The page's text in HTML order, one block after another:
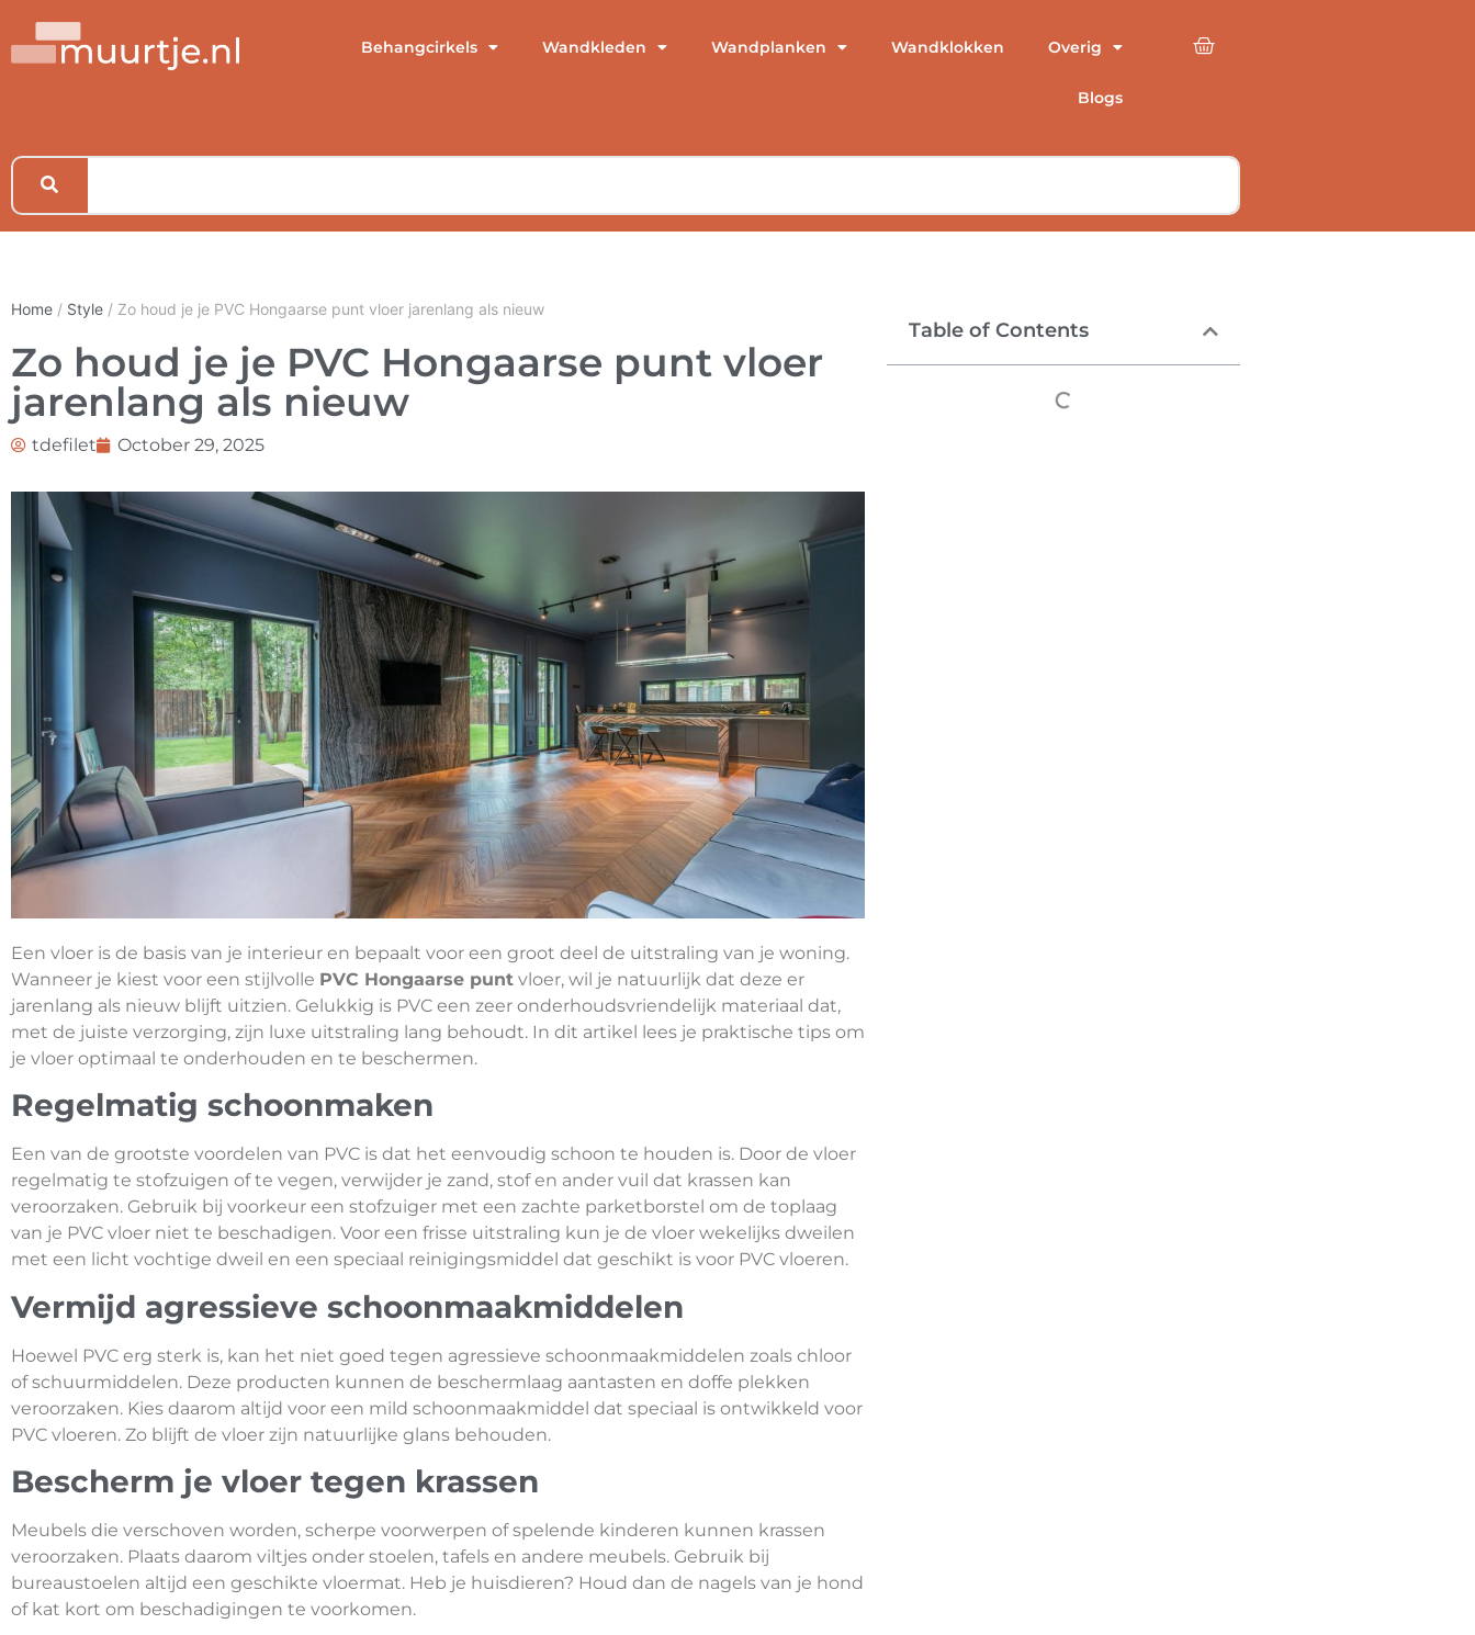
Behangcirkels Wandkleden Wandplanken Wandklokken Overig
Blogs
Home / Style / Zo houd je je PVC Hongaarse punt vloer jarenlang als nieuw
Zo houd je je PVC Hongaarse punt vloer
jarenlang als nieuw
tdefilet October 29, 2025
Een vloer is de basis van je interieur en bepaalt voor een groot deel de uitstraling van je woning.
Wanneer je kiest voor een stijlvolle PVC Hongaarse punt vloer, wil je natuurlijk dat deze er
jarenlang als nieuw blijft uitzien. Gelukkig is PVC een zeer onderhoudsvriendelijk materiaal dat,
met de juiste verzorging, zijn luxe uitstraling lang behoudt. In dit artikel lees je praktische tips om
je vloer optimaal te onderhouden en te beschermen.
Regelmatig schoonmaken
Een van de grootste voordelen van PVC is dat het eenvoudig schoon te houden is. Door de vloer
regelmatig te stofzuigen of te vegen, verwijder je zand, stof en ander vuil dat krassen kan
veroorzaken. Gebruik bij voorkeur een stofzuiger met een zachte parketborstel om de toplaag
van je PVC vloer niet te beschadigen. Voor een frisse uitstraling kun je de vloer wekelijks dweilen
met een licht vochtige dweil en een speciaal reinigingsmiddel dat geschikt is voor PVC vloeren.
Vermijd agressieve schoonmaakmiddelen
Hoewel PVC erg sterk is, kan het niet goed tegen agressieve schoonmaakmiddelen zoals chloor
of schuurmiddelen. Deze producten kunnen de beschermlaag aantasten en doffe plekken
veroorzaken. Kies daarom altijd voor een mild schoonmaakmiddel dat speciaal is ontwikkeld voor
PVC vloeren. Zo blijft de vloer zijn natuurlijke glans behouden.
Bescherm je vloer tegen krassen
Meubels die verschoven worden, scherpe voorwerpen of spelende kinderen kunnen krassen
veroorzaken. Plaats daarom viltjes onder stoelen, tafels en andere meubels. Gebruik bij
bureaustoelen altijd een geschikte vloermat. Heb je huisdieren? Houd dan de nagels van je hond
of kat kort om beschadigingen te voorkomen.
Table of Contents